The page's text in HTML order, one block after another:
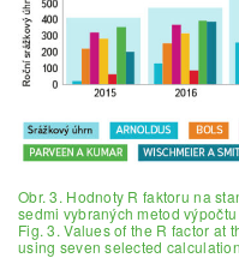
Obr. 3. Hodnoty R faktoru na
sedmi vybraných metod výpočtu
Fig. 3. Values of the R factor at
using seven selected